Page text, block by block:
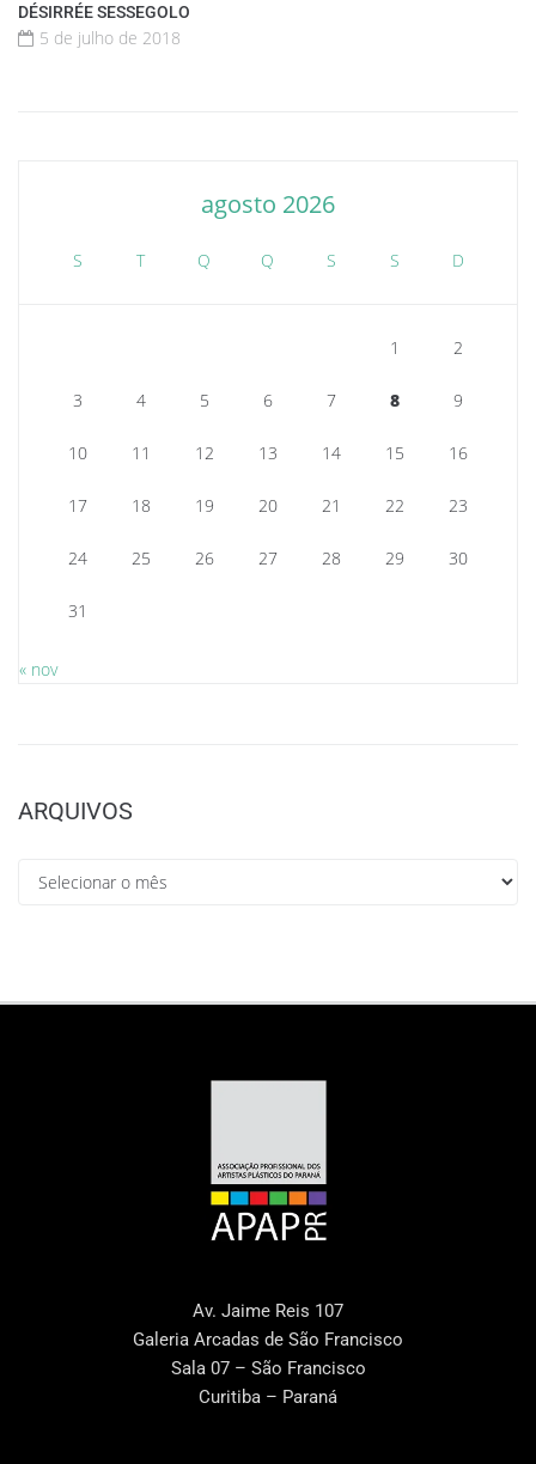
DÉSIRRÉE SESSEGOLO
5 de julho de 2018
agosto 2026
S T Q Q S S D
1 2
3 4 5 6 7 8 9
10 11 12 13 14 15 16
17 18 19 20 21 22 23
24 25 26 27 28 29 30
31
« nov
ARQUIVOS
Av. Jaime Reis 107
Galeria Arcadas de São Francisco
Sala 07 – São Francisco
Curitiba – Paraná